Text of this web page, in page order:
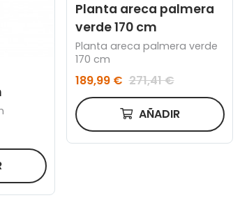
Planta areca palmera
verde 170 cm
Planta areca palmera verde
170 cm
189,99 € 271,41 €
AÑADIR